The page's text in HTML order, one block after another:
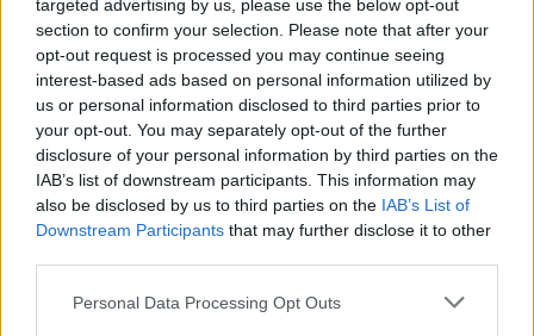
targeted advertising by us, please use the below opt-out
section to confirm your selection. Please note that after your
opt-out request is processed you may continue seeing
interest-based ads based on personal information utilized by
us or personal information disclosed to third parties prior to
your opt-out. You may separately opt-out of the further
disclosure of your personal information by third parties on the
IAB’s list of downstream participants. This information may
also be disclosed by us to third parties on the IAB’s List of
Downstream Participants that may further disclose it to other
Personal Data Processing Opt Outs
Klima
Telefonski priključak
Kablovska TV
Internet
Primarna orjentacija Jug
11.07.2019